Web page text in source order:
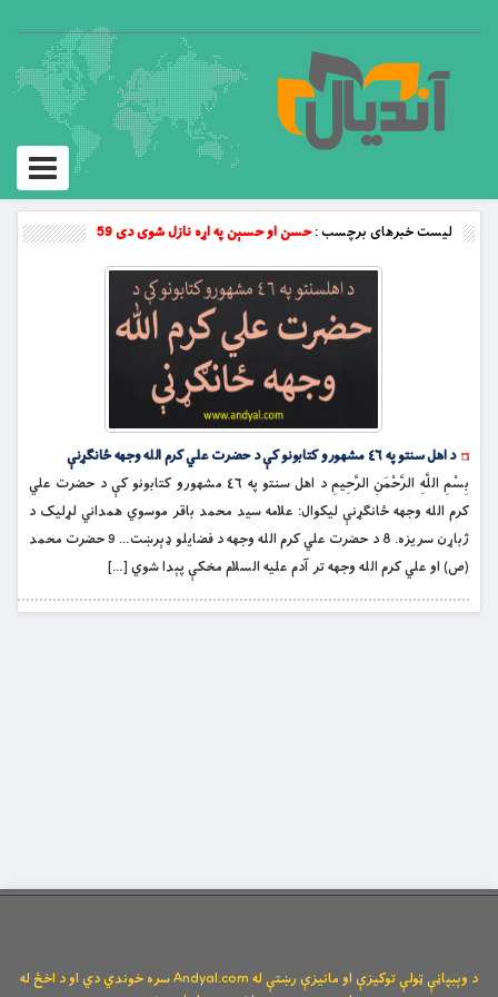
Toggle
لیست خبرهای برچسب :حسن او حسېن په اړه نازل شوى دى 59
د اهل سنتو په ٤٦ مشهورو کتابونو کې د حضرت علي کرم الله وجهه ځانګړنې
بِسْمِ اللَّهِ الرَّحْمَنِ الرَّحِيمِ د اهل سنتو په ٤٦ مشهورو کتابونو کې د حضرت علي
کرم الله وجهه ځانګړنې ليکوال: علامه سيد محمد باقر موسوي همداني لړلیک د
ژباړن سريزه. 8 د حضرت علي کرم الله وجهه د فضايلو ډېرښت… 9 حضرت محمد
(ص) او علي کرم الله وجهه تر آدم عليه السلام مخکې پېدا شوي […]
د وېبپاڼې ټولې توکیزې او مانیزې رښتې له Andyal.com سره خوندي دي او د اخځ له